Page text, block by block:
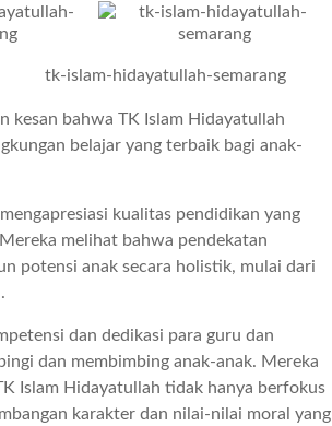
kesan bahwa TK Islam Hidayatullah
belajar yang terbaik bagi anak-
kualitas pendidikan yang
melihat bahwa pendekatan
potensi anak secara holistik, mulai dari
dan dedikasi para guru dan
dan membimbing anak-anak. Mereka
Islam Hidayatullah tidak hanya berfokus
karakter dan nilai-nilai moral yang